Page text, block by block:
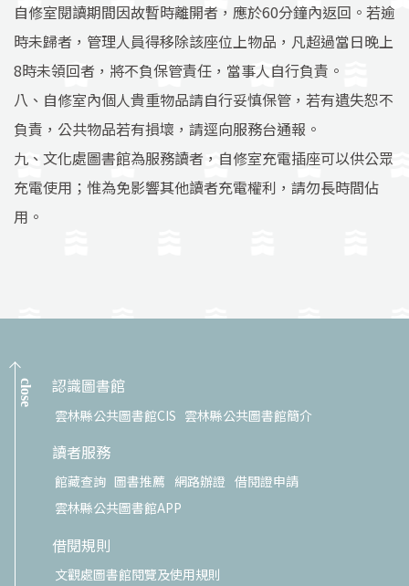
自修室閱讀期間因故暫時離開者，應於60分鐘內返回。若逾
時未歸者，管理人員得移除該座位上物品，凡超過當日晚上
8時未領回者，將不負保管責任，當事人自行負責。
八、自修室內個人貴重物品請自行妥慎保管，若有遺失恕不
負責，公共物品若有損壞，請逕向服務台通報。
九、文化處圖書館為服務讀者，自修室充電插座可以供公眾
充電使用；惟為免影響其他讀者充電權利，請勿長時間佔
用。
close 認識圖書館
雲林縣公共圖書館CIS 雲林縣公共圖書館簡介
讀者服務
館藏查詢 圖書推薦 網路辦證 借閱證申請
雲林縣公共圖書館APP
借閱規則
文觀處圖書館閱覽及使用規則